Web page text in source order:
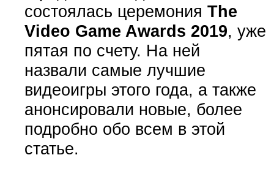
состоялась церемония The
Video Game Awards 2019, уже
пятая по счету. На ней
назвали самые лучшие
видеоигры этого года, а также
анонсировали новые, более
подробно обо всем в этой
статье.